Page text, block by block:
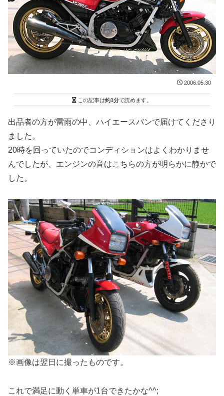
2006.05.30
この記事は約1分で読めます。
出品者の方が雷雨の中、ハイエースバンで届けてくださり
ました。
20時を回っていたのでコンディションはよくわかりませ
んでしたが、エンジンの音はこちらの方が明らかに静かで
した。
※画像は翌日に撮ったものです。
これで満足に動く単車が1台できたかな^^;